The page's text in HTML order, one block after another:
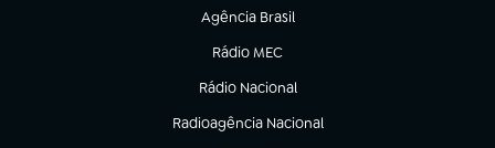
Agência Brasil
(abre em nova aba)
Rádio MEC
(abre em nova aba)
Rádio Nacional
Radioagência Nacional
(abre em nova aba)